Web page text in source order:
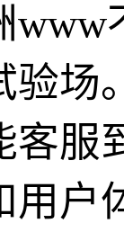
验场
客服
用户